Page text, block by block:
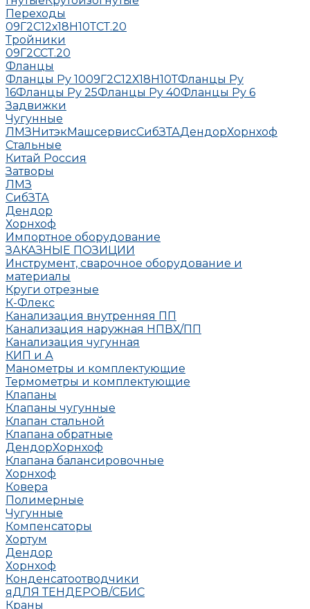
Переходы
09Г2С12х18Н10ТСТ.20
Тройники
09Г2ССТ.20
Фланцы
Фланцы Ру 1009Г2С12Х18Н10ТФланцы Ру
16Фланцы Ру 25Фланцы Ру 40Фланцы Ру 6
Задвижки
Чугунные
ЛМЗНитэкМашсервисСибЗТАДендорХорнхоф
Стальные
Китай Россия
Затворы
ЛМЗ
СибЗТА
Дендор
Хорнхоф
Импортное оборудование
ЗАКАЗНЫЕ ПОЗИЦИИ
Инструмент, сварочное оборудование и
материалы
Круги отрезные
К-Флекс
Канализация внутренняя ПП
Канализация наружная НПВХ/ПП
Канализация чугунная
КИП и А
Манометры и комплектующие
Термометры и комплектующие
Клапаны
Клапаны чугунные
Клапан стальной
Клапана обратные
ДендорХорнхоф
Клапана балансировочные
Хорнхоф
Ковера
Полимерные
Чугунные
Компенсаторы
Хортум
Дендор
Хорнхоф
Конденсатоотводчики
яДЛЯ ТЕНДЕРОВ/СБИС
Краны